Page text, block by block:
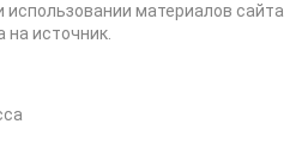
материалов сайта
на источник.